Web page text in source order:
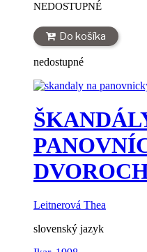
NEDOSTUPNÉ
Do košíka
nedostupné
Leitnerová Thea
slovenský jazyk